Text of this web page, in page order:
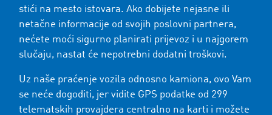
stići na mesto istovara. Ako dobijete nejasne ili
netačne informacije od svojih poslovni partnera,
nećete moći sigurno planirati prijevoz i u najgorem
slučaju, nastat će nepotrebni dodatni troškovi.
Uz naše praćenje vozila odnosno kamiona, ovo Vam
se neće dogoditi, jer vidite GPS podatke od 299
telematskih provajdera centralno na karti i možete